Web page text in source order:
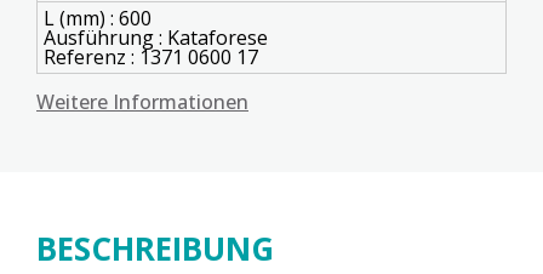
L (mm) : 600
Ausführung : Kataforese
Referenz : 1371 0600 17
Weitere Informationen
BESCHREIBUNG